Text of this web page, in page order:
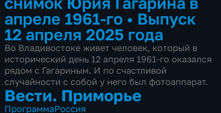
апреле 1961-го • Выпуск
12 апреля 2025 года
Во Владивостоке живет человек, который в
исторический день 12 апреля 1961-го оказался
рядом с Гагариным. И по счастливой
случайности с собой у него был фотоаппарат.
Вести. Приморье
ПрограммаРоссия